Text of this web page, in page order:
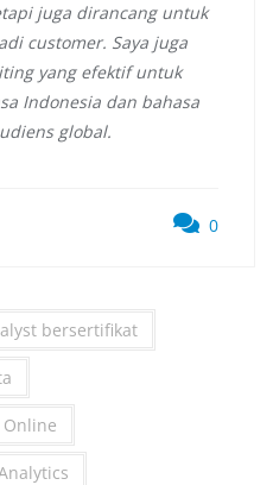
juga dirancang untuk
customer. Saya juga
yang efektif untuk
Indonesia dan bahasa
global.
0
bersertifikat